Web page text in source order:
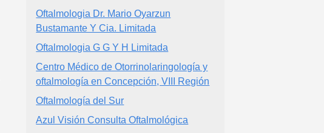
Oftalmologia Dr. Mario Oyarzun
Bustamante Y Cia. Limitada
Oftalmologia G G Y H Limitada
Centro Médico de Otorrinolaringología y
oftalmología en Concepción, VIII Región
Oftalmología del Sur
Azul Visión Consulta Oftalmológica